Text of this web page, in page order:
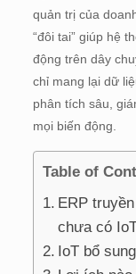
quản trị của
“đôi tai” giúp hệ
động trên dây
chỉ mang lại dữ
phân tích sâu,
mọi biến động.
Table of
ERP
chưa có
IoT bổ